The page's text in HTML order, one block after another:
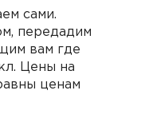
сами.
передадим
вам где
Цены на
ценам